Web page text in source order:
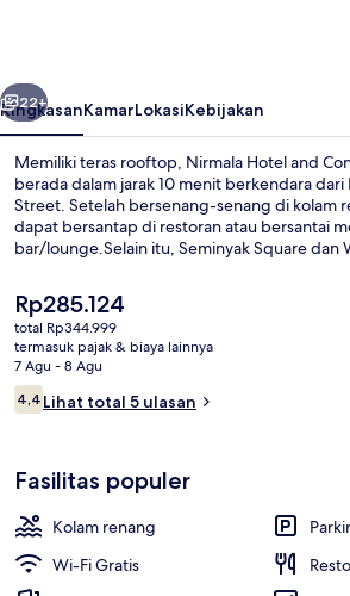
Berikutnya
22+
RingkasanKamarLokasiKebijakan
Memiliki teras rooftop, Nirmala Hotel and
berada dalam jarak 10 menit berkendara dari
Street. Setelah bersenang-senang di kolam
dapat bersantap di restoran atau bersantai
bar/lounge.Selain itu, Seminyak Square dan
Harga
saat
ini
Rp285.124
Rp285.124
total Rp344.999
termasuk pajak & biaya lainnya
7 Agu - 8 Agu
Ulasan
4,44,4 dari 10
Lihat total 5 ulasan
Fasilitas populer
Kolam renang
Wi-Fi Gratis